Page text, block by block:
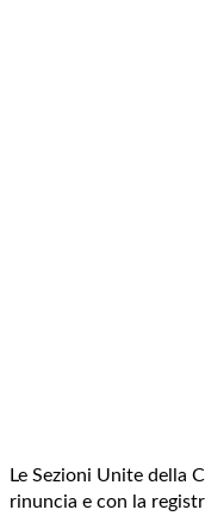
Le Sezioni Unite della
rinuncia e con la